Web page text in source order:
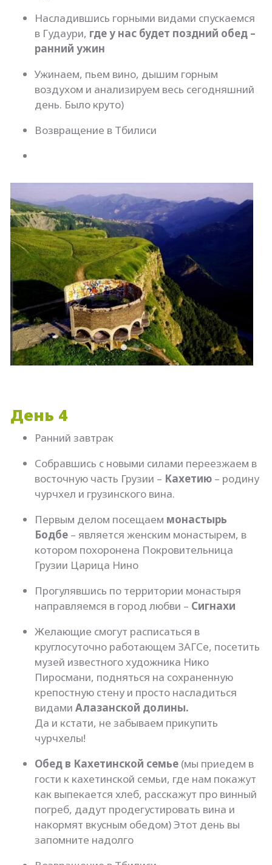
Насладившись горными видами спускаемся
в Гудаури, где у нас будет поздний обед –
ранний ужин
Ужинаем, пьем вино, дышим горным
воздухом и анализируем весь сегодняшний
день. Было круто)
Возвращение в Тбилиси
День 4
Ранний завтрак
Собравшись с новыми силами переезжаем в
восточную часть Грузии – Кахетию – родину
чурчхел и грузинского вина.
Первым делом посещаем монастырь
Бодбе – является женским монастырем, в
котором похоронена Покровительница
Грузии Царица Нино
Прогулявшись по территории монастыря
направляемся в город любви – Сигнахи
Желающие смогут расписаться в
круглосуточно работающем ЗАГСе, посетить
музей известного художника Нико
Пиросмани, подняться на сохраненную
крепостную стену и просто насладиться
видами Алазанской долины.
Да и кстати, не забываем прикупить
чурчхелы!
Обед в Кахетинской семье (мы приедем в
гости к кахетинской семьи, где нам покажут
как выпекается хлеб, расскажут про винный
погреб, дадут продегустировать вина и
накормят вкусным обедом) Этот день вы
запомните надолго